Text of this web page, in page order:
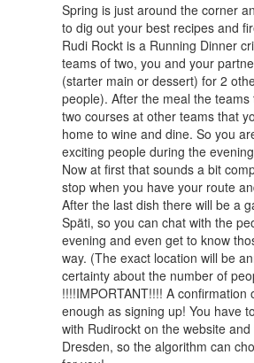
Spring is just around the corner
to dig out your best recipes and
Rudi Rockt is a Running Dinner
teams of two, you and your
(starter main or dessert) for 2
people). After the meal the
two courses at other teams that
home to wine and dine. So you
exciting people during the
Now at first that sounds a bit
stop when you have your route
After the last dish there will be a
Späti, so you can chat with the
evening and even get to know
way. (The exact location will be
certainty about the number of
!!!!IMPORTANT!!!! A confirmation
enough as signing up! You have
with Rudirockt on the website
Dresden, so the algorithm can